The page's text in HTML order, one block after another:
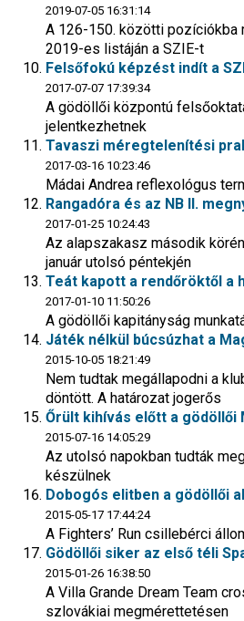
2019-07-05 16:31:14
A 126-150. közötti pozíciókba
2019-es listáján a SZIE-t
Felsőfokú képzést indít a
2017-07-07 17:39:34
A gödöllői központú
jelentkezhetnek
Tavaszi méregtelenítési
2017-03-16 10:23:46
Mádai Andrea reflexológus
Rangadóra és az NB II.
2017-01-25 10:24:43
Az alapszakasz második
január utolsó péntekjén
Teát kapott a rendőröktől a
2017-01-10 11:50:26
A gödöllői kapitányság
Játék nélkül búcsúzhat a
2015-10-05 18:21:49
Nem tudtak megállapodni a
döntött. A határozat jogerős
Őrült kihívás előtt a gödöllői
2015-07-16 14:05:29
Az utolsó napokban tudták
készülnek
Dobogós elitben a gödöllői
2015-05-17 17:44:24
A Fighters’ Run csillebérci
Gödöllői siker az első téli
2015-01-26 16:38:50
A Villa Grande Dream Team
szlovákiai megmérettetésen